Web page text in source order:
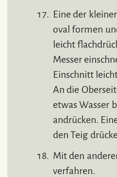
Eine der
oval formen
leicht
Messer
Einschnitt
An die
etwas Wasser
andrücken.
den Teig
Mit den
verfahren.